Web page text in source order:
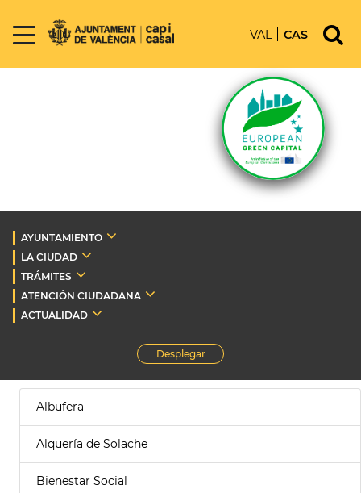
VAL CAS
AYUNTAMIENTO
LA CIUDAD
TRÁMITES
ATENCIÓN CIUDADANA
ACTUALIDAD
Desplegar
Albufera
Alquería de Solache
Bienestar Social